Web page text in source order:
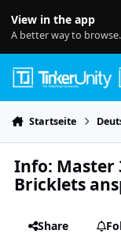
View in the app
A better way to browse.
Startseite
Info: Master
Bricklets
Share